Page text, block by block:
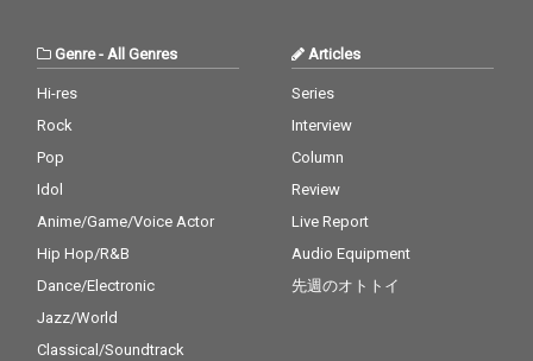
Genre-All Genres
Hi-res
Rock
Pop
Idol
Anime/Game/Voice Actor
Hip Hop/R&B
Dance/Electronic
Jazz/World
Classical/Soundtrack
Articles
Series
Interview
Column
Review
Live Report
Audio Equipment
先週のオトトイ